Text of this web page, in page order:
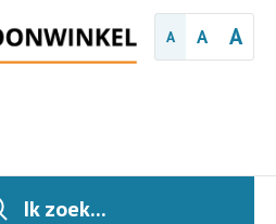
A A A
Ik zoek...